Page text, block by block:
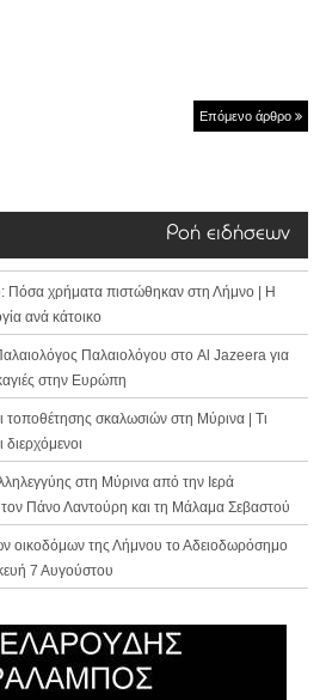
Επόμενο άρθρο
Ροή ειδήσεων
Πόσα χρήματα πιστώθηκαν στη Λήμνο | Η
ανά κάτοικο
Παλαιολόγου στο Al Jazeera για
στην Ευρώπη
τοποθέτησης σκαλωσιών στη Μύρινα | Τι
στη Μύρινα από την Ιερά
Πάνο Λαντούρη και τη Μάλαμα Σεβαστού
οικοδόμων της Λήμνου το Αδειοδωρόσημο
7 Αυγούστου